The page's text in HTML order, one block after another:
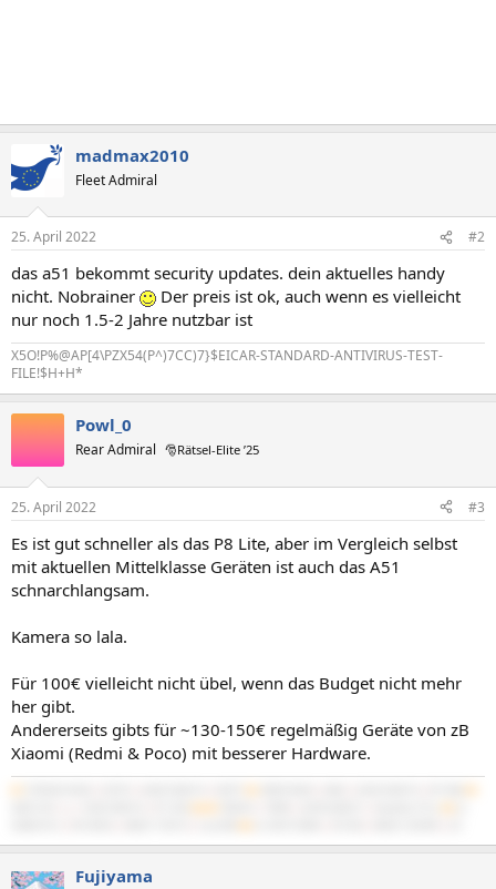
madmax2010
Fleet Admiral
25. April 2022 #2
das a51 bekommt security updates. dein aktuelles handy
nicht. Nobrainer
Der preis ist ok, auch wenn es vielleicht
nur noch 1.5-2 Jahre nutzbar ist
X5O!P%@AP[4\PZX54(P^)7CC)7}$EICAR-STANDARD-ANTIVIRUS-TEST-
FILE!$H+H*
Powl_0
Rear Admiral 🎅Rätsel-Elite ’25
25. April 2022 #3
Es ist gut schneller als das P8 Lite, aber im Vergleich selbst
mit aktuellen Mittelklasse Geräten ist auch das A51
schnarchlangsam.
Kamera so lala.
Für 100€ vielleicht nicht übel, wenn das Budget nicht mehr
her gibt.
Andererseits gibts für ~130-150€ regelmäßig Geräte von zB
Xiaomi (Redmi & Poco) mit besserer Hardware.
Fujiyama